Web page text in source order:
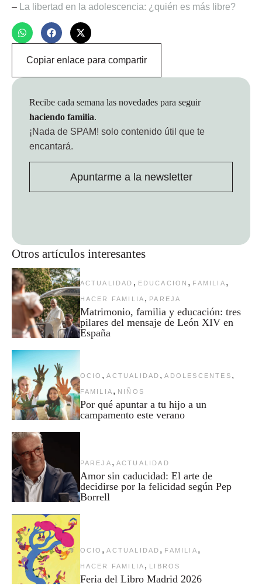
– La libertad en la adolescencia: ¿quién es más libre?
Copiar enlace para compartir
Otros artículos interesantes
ACTUALIDAD , EDUCACION , FAMILIA ,
HACER FAMILIA , PAREJA
Matrimonio, familia y educación: tres
pilares del mensaje de León XIV en
España
OCIO , ACTUALIDAD , ADOLESCENTES ,
FAMILIA , NIÑOS
Por qué apuntar a tu hijo a un
campamento este verano
PAREJA , ACTUALIDAD
Amor sin caducidad: El arte de
decidirse por la felicidad según Pep
Borrell
OCIO , ACTUALIDAD , FAMILIA ,
HACER FAMILIA , LIBROS
Feria del Libro Madrid 2026
Recibe cada semana las novedades para seguir
haciendo familia.
¡Nada de SPAM! solo contenido útil que te
encantará.
Apuntarme a la newsletter